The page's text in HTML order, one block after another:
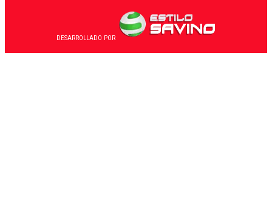
DESARROLLADO POR